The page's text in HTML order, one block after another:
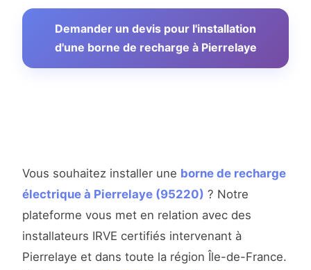
Demander un devis pour l'installation
d'une borne de recharge à Pierrelaye
Vous souhaitez installer une borne de recharge
électrique à Pierrelaye (95220) ? Notre
plateforme vous met en relation avec des
installateurs IRVE certifiés intervenant à
Pierrelaye et dans toute la région Île-de-France.